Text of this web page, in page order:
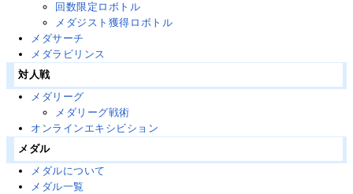
回数限定ロボトル
メダジスト獲得ロボトル
メダサーチ
メダラビリンス
対人戦
メダリーグ
メダリーグ戦術
オンラインエキシビション
メダル
メダルについて
メダル一覧